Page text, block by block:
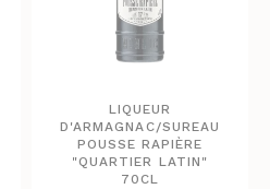
LIQUEUR
D'ARMAGNAC/SUREAU
POUSSE RAPIÈRE
"QUARTIER LATIN"
70CL